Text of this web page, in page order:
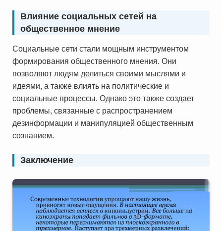
Влияние социальных сетей на
общественное мнение
Социальные сети стали мощным инструментом
формирования общественного мнения. Они
позволяют людям делиться своими мыслями и
идеями, а также влиять на политические и
социальные процессы. Однако это также создает
проблемы, связанные с распространением
дезинформации и манипуляцией общественным
сознанием.
Заключение